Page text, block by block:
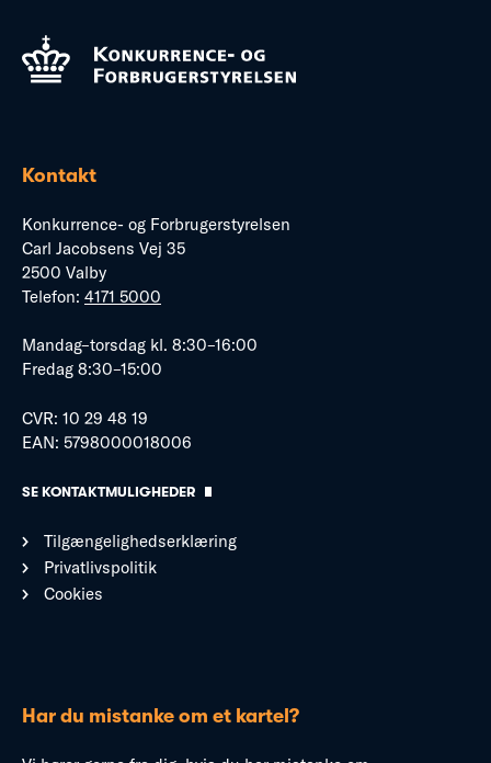
Kontakt
Konkurrence- og Forbrugerstyrelsen
Carl Jacobsens Vej 35
2500 Valby
Telefon: 4171 5000
Mandag–torsdag kl. 8:30–16:00
Fredag 8:30–15:00
CVR: 10 29 48 19
EAN: 5798000018006
SE KONTAKTMULIGHEDER
Tilgængelighedserklæring
Privatlivspolitik
Cookies
Har du mistanke om et kartel?